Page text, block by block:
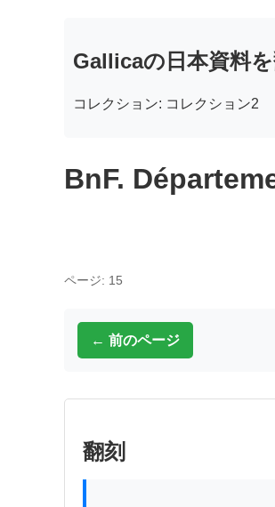
Gallicaの日本資料を
コレクション: コレクション2
BnF.
ページ: 15
← 前のページ
翻刻